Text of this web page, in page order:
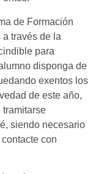
de Formación
través de la
para
disponga de
exentos los
de este año,
tramitarse
siendo necesario
con